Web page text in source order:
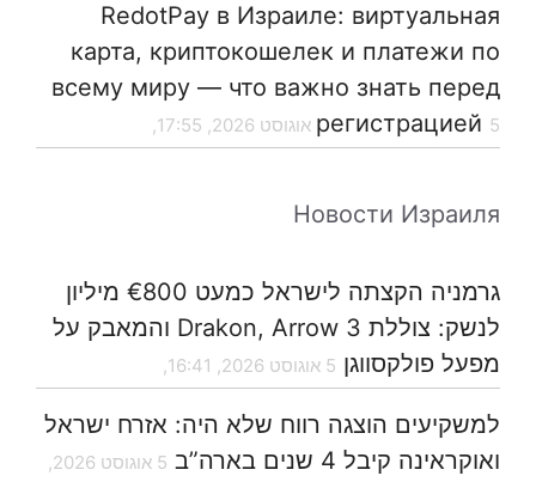
RedotPay в Израиле: виртуальная
карта, криптокошелек и платежи по
всему миру — что важно знать перед
регистрацией 5 אוגוסט 2026, 17:55,
Новости Израиля
גרמניה הקצתה לישראל כמעט €800 מיליון
לנשק: צוללת Drakon, Arrow 3 והמאבק על
מפעל פולקסווגן 5 אוגוסט 2026, 16:41,
למשקיעים הוצגה רווח שלא היה: אזרח ישראל
ואוקראינה קיבל 4 שנים בארה”ב
5 אוגוסט 2026,